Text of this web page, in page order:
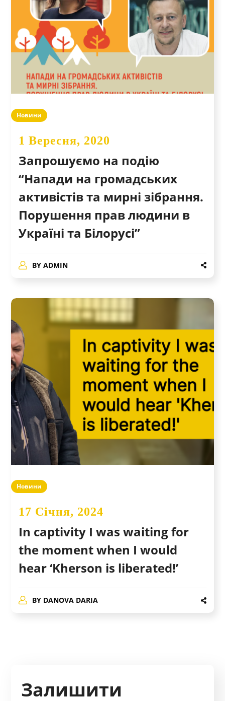
Новини
1 Вересня, 2020
Запрошуємо на подію
“Напади на громадських
активістів та мирні зібрання.
Порушення прав людини в
Україні та Білорусі”
BY ADMIN
Новини
17 Січня, 2024
In captivity I was waiting for
the moment when I would
hear ‘Kherson is liberated!’
BY DANOVA DARIA
Залишити